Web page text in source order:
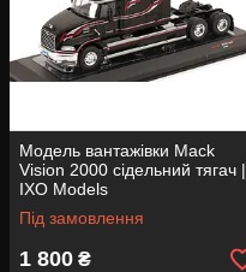
Модель вантажівки Mack
Vision 2000 сідельний тягач |
IXO Models
Під замовлення
1 800 ₴